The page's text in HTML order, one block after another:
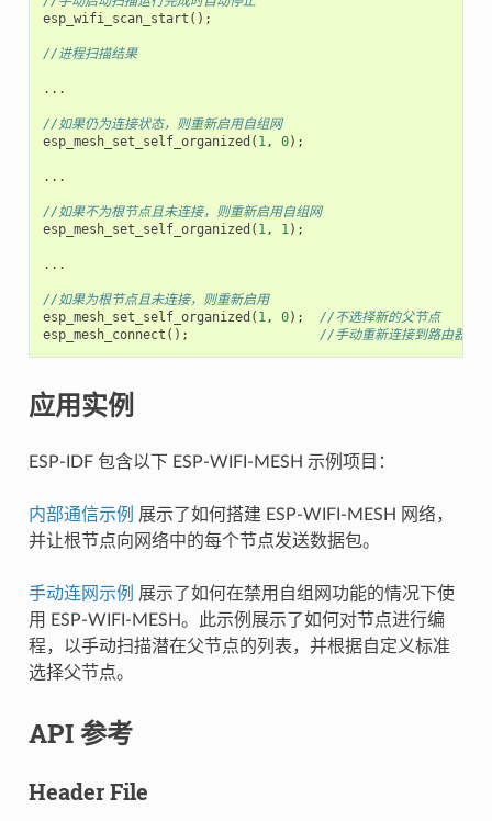
esp_wifi_scan_start ();
//进程扫描结果
...
//如果仍为连接状态，则重新启用自组网
esp_mesh_set_self_organized ( 1, 0);
...
//如果不为根节点且未连接，则重新启用自组网
esp_mesh_set_self_organized ( 1, 1);
...
//如果为根节点且未连接，则重新启用
esp_mesh_set_self_organized ( 1, 0);
//不选择新的父节点
esp_mesh_connect (); //手动重新连接到路由器
应用实例
ESP-IDF 包含以下 ESP-WIFI-MESH 示例项目：
内部通信示例 展示了如何搭建 ESP-WIFI-MESH 网络，
并让根节点向网络中的每个节点发送数据包。
手动连网示例 展示了如何在禁用自组网功能的情况下使
用 ESP-WIFI-MESH。此示例展示了如何对节点进行编
程，以手动扫描潜在父节点的列表，并根据自定义标准
选择父节点。
API 参考
Header File